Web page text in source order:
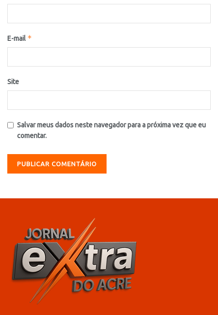
E-mail *
Site
Salvar meus dados neste navegador para a próxima vez que eu
comentar.